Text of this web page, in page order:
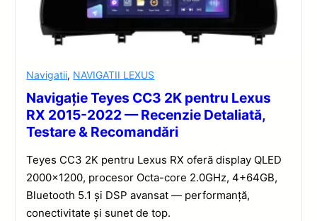
Navigatii, NAVIGATII LEXUS
Navigație Teyes CC3 2K pentru Lexus
RX 2015-2022 — Recenzie Detaliată,
Testare & Recomandări
Teyes CC3 2K pentru Lexus RX oferă display QLED
2000×1200, procesor Octa-core 2.0GHz, 4+64GB,
Bluetooth 5.1 și DSP avansat — performanță,
conectivitate și sunet de top.